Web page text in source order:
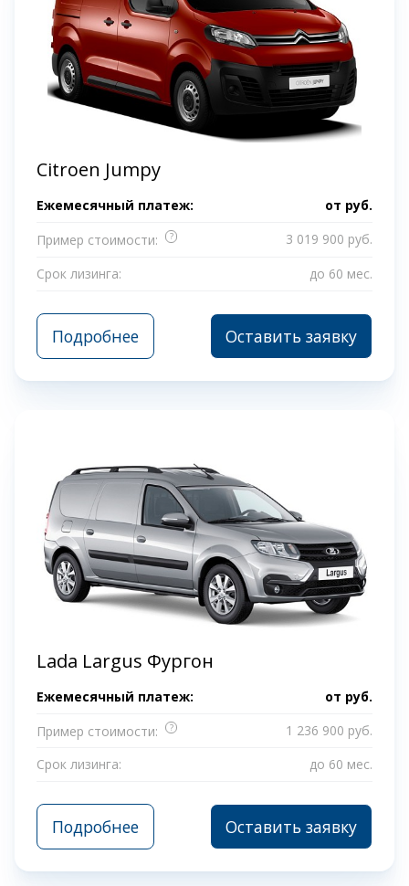
Citroen Jumpy
Ежемесячный платеж: от руб.
Пример стоимости:
?
3 019 900 руб.
Срок лизинга:
до 60 мес.
Подробнее Оставить заявку
Lada Largus Фургон
Ежемесячный платеж: от руб.
Пример стоимости:
?
1 236 900 руб.
Срок лизинга:
до 60 мес.
Подробнее Оставить заявку